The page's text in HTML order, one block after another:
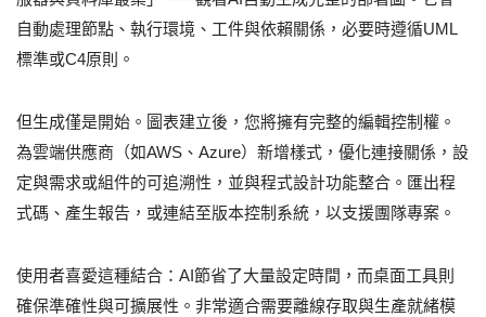
自動處理節點、執行環境、工件與依賴關係，必要時遵循UML
標準或C4原則。
但生成僅是開始。圖表建立後，您將擁有完整的編輯控制權。
為雲端供應商（如AWS、Azure）新增樣式，優化連接關係，設
定與需求或組件的可追溯性，並與程式設計功能整合。匯出程
式碼、產生報告，或連結至版本控制系統，以支援團隊專案。
使用者喜愛這種結合：AI節省了大量設定時間，而桌面工具則
確保準確性與可擴展性。非常適合需要離線存取與生產就緒模